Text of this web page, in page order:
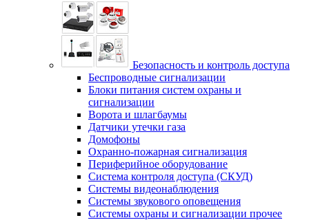
Безопасность и контроль доступа
Беспроводные сигнализации
Блоки питания систем охраны и
сигнализации
Ворота и шлагбаумы
Датчики утечки газа
Домофоны
Охранно-пожарная сигнализация
Периферийное оборудование
Система контроля доступа (СКУД)
Системы видеонаблюдения
Системы звукового оповещения
Системы охраны и сигнализации прочее